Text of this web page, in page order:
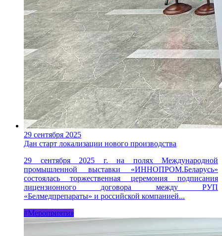
29 сентября 2025
Дан старт локализации нового производства
29 сентября 2025 г. на полях Международной
промышленной выставки «ИННОПРОМ.Беларусь»
состоялась торжественная церемония подписания
лицензионного договора между РУП
«Белмедпрепараты» и российской компанией...
#Мероприятия